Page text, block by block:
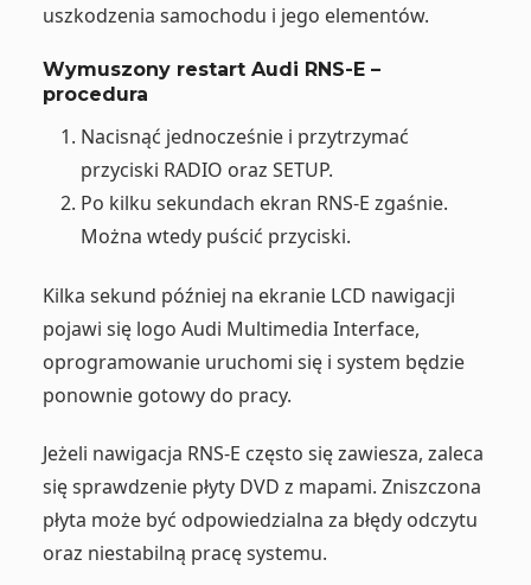
uszkodzenia samochodu i jego elementów.
Wymuszony restart Audi RNS-E –
procedura
Nacisnąć jednocześnie i przytrzymać
przyciski RADIO oraz SETUP.
Po kilku sekundach ekran RNS-E zgaśnie.
Można wtedy puścić przyciski.
Kilka sekund później na ekranie LCD nawigacji
pojawi się logo Audi Multimedia Interface,
oprogramowanie uruchomi się i system będzie
ponownie gotowy do pracy.
Jeżeli nawigacja RNS-E często się zawiesza, zaleca
się sprawdzenie płyty DVD z mapami. Zniszczona
płyta może być odpowiedzialna za błędy odczytu
oraz niestabilną pracę systemu.